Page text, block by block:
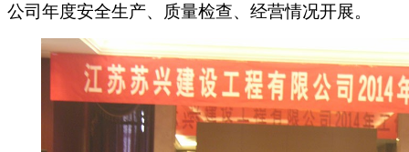
公司年度安全生产、质量检查、经营情况开展。